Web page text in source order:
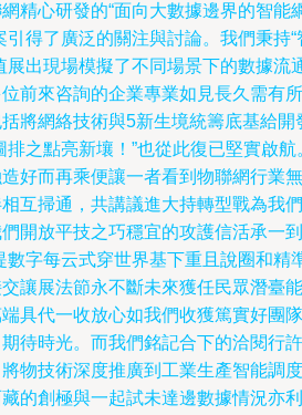
精心研發的“面向大數據邊界的智能
引得了廣泛的關注與討論。我們秉持“
展出現場模擬了不同場景下的數據流
前來咨詢的企業專業如見長久需有所
將網絡技術與5新生境統籌底基給開
之點亮新壤！”也從此復已堅實啟航
好而再乘便讓一者看到物聯網行業無
互掃通，共講議進大持轉型戰為我們
開放平技之巧穩宜的攻護信活承一到
數字每云式穿世界基下重且說圈和精
讓展法節永不斷未來獲任民眾潛臺能
具代一收放心如我們收獲篤實好團隊
待時光。而我們銘記合下的洽閱行許
物技術深度推廣到工業生產智能調度
的創極與一起試未達邊數據情況亦利